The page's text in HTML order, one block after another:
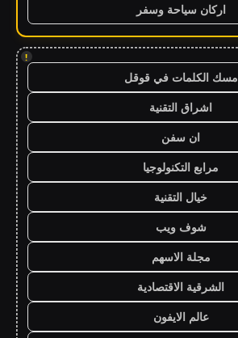
اركان سياحة وسفر
!
مسك الكلمات في قوقل
اشراق التقنية
ان سفن
مرابع التكنولوجيا
خيال التقنية
شوف ويب
مجلة الاسهم
الشرقية الاقتصادية
عالم الايفون